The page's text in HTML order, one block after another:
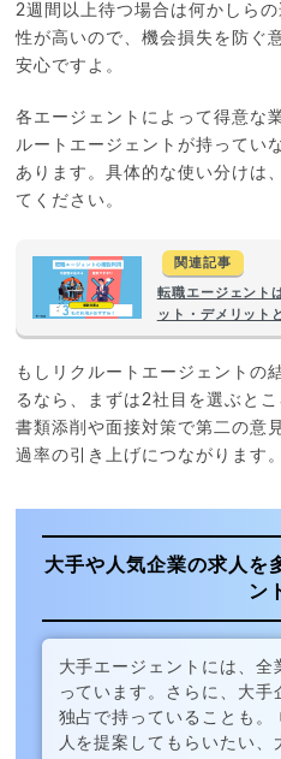
2週間以上待つ場合は何かしら
性が高いので、機会損失を防ぐ
安心ですよ。
各エージェントによって得意な
ルートエージェントが持ってい
あります。具体的な使い分けは
てください。
関連記事
転職エージェント
ット・デメリット
もしリクルートエージェントの
るなら、まずは2社目を選ぶと
書類添削や面接対策で第二の意
過率の引き上げにつながります。
大手や人気企業の求人を
ン
大手エージェントには、全
っています。さらに、大
独占で持っていることも
人を提案してもらいたい